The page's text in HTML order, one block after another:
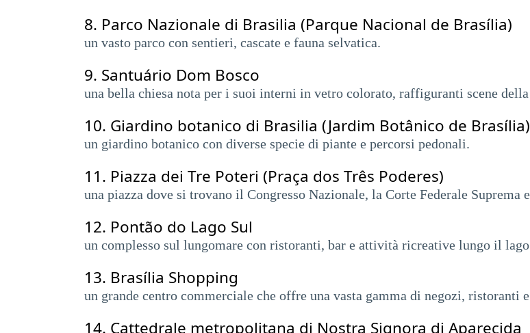
8. Parco Nazionale di Brasilia (Parque Nacional de Brasília)
un vasto parco con sentieri, cascate e fauna selvatica.
9. Santuário Dom Bosco
una bella chiesa nota per i suoi interni in vetro colorato, raffiguranti scene
10. Giardino botanico di Brasilia (Jardim Botânico de Brasília)
un giardino botanico con diverse specie di piante e percorsi pedonali.
11. Piazza dei Tre Poteri (Praça dos Três Poderes)
una piazza dove si trovano il Congresso Nazionale, la Corte Federale Suprema
12. Pontão do Lago Sul
un complesso sul lungomare con ristoranti, bar e attività ricreative lungo il lago
13. Brasília Shopping
un grande centro commerciale che offre una vasta gamma di negozi, ristoranti
14. Cattedrale metropolitana di Nostra Signora di Aparecida